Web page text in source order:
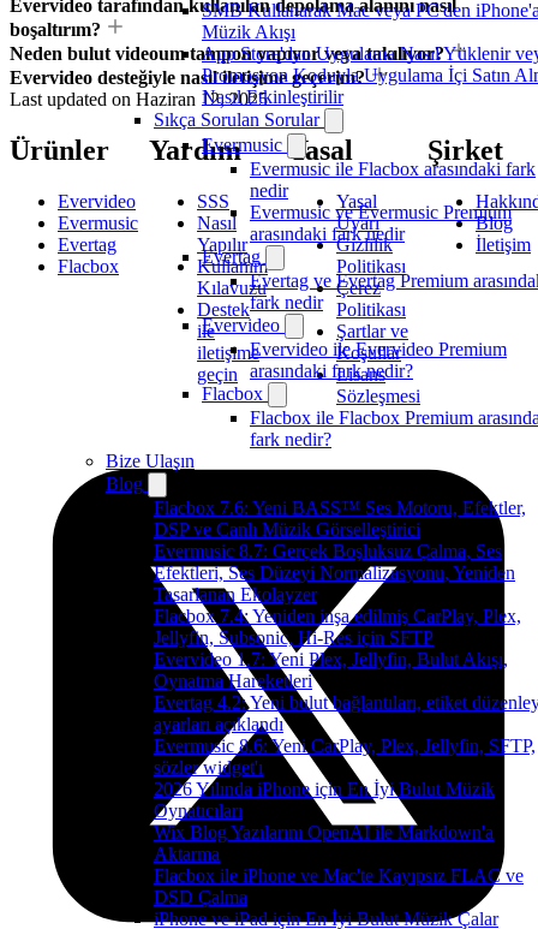
SMB Kullanarak Mac veya PC'den
Müzik Akışı
App Store'dan Uygulama Nasıl Yüklenir
Promosyon Koduyla Uygulama İçi Satın
Nasıl Etkinleştirilir
Sıkça Sorulan Sorular
Evermusic
Evermusic ile Flacbox arasındaki fark
nedir
Evermusic ve Evermusic Premium
arasındaki fark nedir
Evertag
Evertag ve Evertag Premium
fark nedir
Evervideo
Evervideo ile Evervideo Premium
arasındaki fark nedir?
Flacbox
Flacbox ile Flacbox Premium
fark nedir?
Bize Ulaşın
Blog
Flacbox 7.6: Yeni BASS™ Ses Motoru, Efektler,
DSP ve Canlı Müzik Görselleştirici
Evermusic 8.7: Gerçek Boşluksuz Çalma, Ses
Efektleri, Ses Düzeyi Normalizasyonu, Yeniden
Tasarlanan Ekolayzer
Flacbox 7.4: Yeniden inşa edilmiş CarPlay, Plex,
Jellyfin, Subsonic, Hi-Res için SFTP
Evervideo 1.7: Yeni Plex, Jellyfin, Bulut Akışı,
Oynatma Hareketleri
Evertag 4.2: Yeni bulut bağlantıları, etiket
ayarları açıklandı
Evermusic 8.6: Yeni CarPlay, Plex, Jellyfin, SFTP,
sözler widget'ı
2026 Yılında iPhone için En İyi Bulut Müzik
Oynatıcıları
Wix Blog Yazılarını OpenAI ile Markdown'a
Aktarma
Flacbox ile iPhone ve Mac'te Kayıpsız FLAC ve
DSD Çalma
iPhone ve iPad için En İyi Bulut Müzik Çalar
Evervideo tarafından kullanılan depolama alanını nasıl
boşaltırım?
Neden bulut videoum tampon yapıyor veya takılıyor?
Evervideo desteğiyle nasıl iletişime geçerim?
Last updated on Haziran 12, 2025
Ürünler
Evervideo
Evermusic
Evertag
Flacbox
Yardım
SSS
Nasıl
Yapılır
Kullanım
Kılavuzu
Destek
ile
iletişime
geçin
Yasal
Yasal
Uyarı
Gizlilik
Politikası
Çerez
Politikası
Şartlar ve
Koşullar
Lisans
Sözleşmesi
Şirket
Blog
İletişim